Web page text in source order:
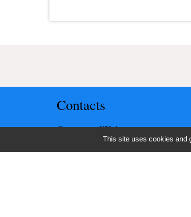
Contacts
Commune d'Upie
1, rue de la Mairie
26120 Upie - FRANCE
This site uses cookies and